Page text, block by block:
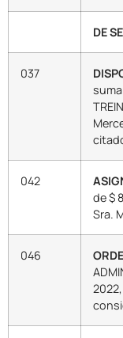
DE
037
suma
042
de $
Sra.
046